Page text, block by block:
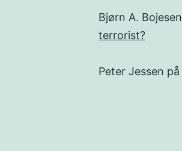
Bjørn A. Bojesen
terrorist?
Peter Jessen på